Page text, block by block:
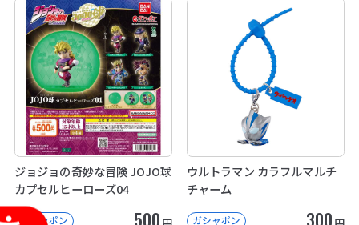
ジョジョの奇妙な冒険 JOJO球
カプセルヒーローズ04
ガシャポン 500
ウルトラマン カラフルマルチ
チャーム
ガシャポン 300